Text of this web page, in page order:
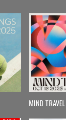
MIND TRAVEL